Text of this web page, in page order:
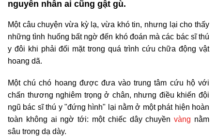
nguyên nhân ai cũng gật gù.
Một câu chuyện vừa kỳ lạ, vừa khó tin, nhưng lại cho thấy
những tình huống bất ngờ đến khó đoán mà các bác sĩ thú
y đôi khi phải đối mặt trong quá trình cứu chữa động vật
hoang dã.
Một chú chó hoang được đưa vào trung tâm cứu hộ với
chấn thương nghiêm trọng ở chân, nhưng điều khiến đội
ngũ bác sĩ thú y "đứng hình" lại nằm ở một phát hiện hoàn
toàn không ai ngờ tới: một chiếc dây chuyềnvàng nằm
sâu trong dạ dày.